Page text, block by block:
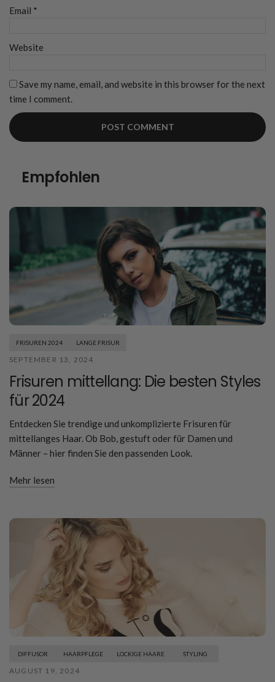
Email *
Website
Save my name, email, and website in this browser for the next
time I comment.
Empfohlen
FRISUREN 2024 LANGE FRISUR
SEPTEMBER 13, 2024
Frisuren mittellang: Die besten Styles
für 2024
Entdecken Sie trendige und unkomplizierte Frisuren für
mittellanges Haar. Ob Bob, gestuft oder für Damen und
Männer – hier finden Sie den passenden Look.
Mehr lesen
DIFFUSOR HAARPFLEGE LOCKIGE HAARE STYLING
AUGUST 19, 2024